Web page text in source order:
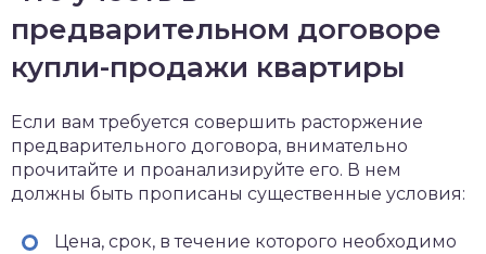
предварительном договоре
купли-продажи квартиры
Если вам требуется совершить расторжение
предварительного договора, внимательно
прочитайте и проанализируйте его. В нем
должны быть прописаны существенные условия:
Цена, срок, в течение которого необходимо